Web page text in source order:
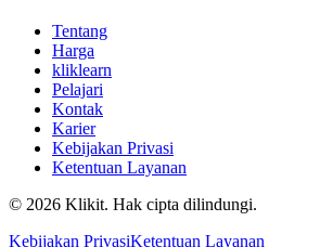
Tentang
Harga
kliklearn
Pelajari
Kontak
Karier
Kebijakan Privasi
Ketentuan Layanan
© 2026 Klikit. Hak cipta dilindungi.
Kebijakan PrivasiKetentuan Layanan